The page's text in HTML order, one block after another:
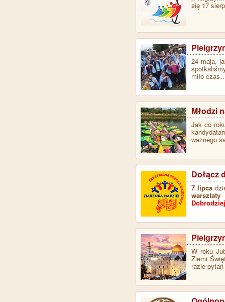
się 17
24 maja,
miło
Młodzi
Jak co
ważnego
Dołącz
7 lipca
warsztaty
W roku
Ziemi
razie